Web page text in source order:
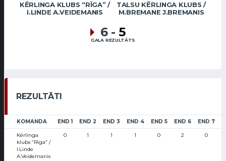
KĒRLINGA KLUBS “RĪGA” /
I.LINDE A.VEIDEMANIS
TALSU KĒRLINGA KLUBS /
M.BREMANE J.BREMANIS
6 - 5
GALA REZULTĀTS
REZULTĀTI
KOMANDA END 1 END 2 END 3 END 4 END 5 END 6 END 7
Kērlinga
klubs “Rīga” /
I.Linde
A.Veidemanis
0 1 1 1 0 2 0